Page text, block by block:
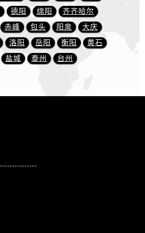
德阳 绵阳
齐齐哈尔
赤峰 包头 阳泉
大庆
洛阳 岳阳 衡阳
黄石
盐城 泰州 台州